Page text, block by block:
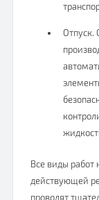
Отпуск.
Все виды работ
действующей
проводят